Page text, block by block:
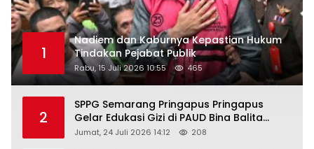
1
Nadiem dan Kaburnya Kepastian Hukum
Tindakan Pejabat Publik
Rabu, 15 Juli 2026 10:55 465
2
SPPG Semarang Pringapus Pringapus
Gelar Edukasi Gizi di PAUD Bina Balita
Peringati Hari Anak Nasional 2026
Jumat, 24 Juli 2026 14:12 208